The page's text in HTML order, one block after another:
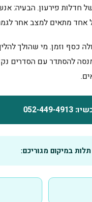
אחד מתאים למצב אחר
כסף וזמן. מי שהולך
להסתדר עם הסדרים
4913
במיקום מגוריכם: